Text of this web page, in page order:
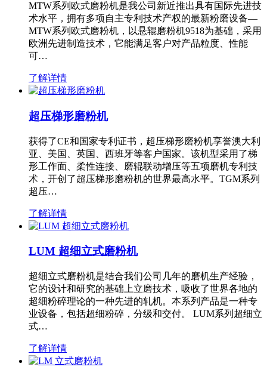
MTW系列欧式磨粉机是我公司新近推出具有国际先进技
术水平，拥有多项自主专利技术产权的最新粉磨设备—
MTW系列欧式磨粉机，以悬辊磨粉机9518为基础，采用
欧洲先进制造技术，它能满足客户对产品粒度、性能
可…
了解详情
超压梯形磨粉机
获得了CE和国家专利证书，超压梯形磨粉机享誉澳大利
亚、美国、英国、西班牙等客户国家。该机型采用了梯
形工作面、柔性连接、磨辊联动增压等五项磨机专利技
术，开创了超压梯形磨粉机的世界最高水平。TGM系列
超压…
了解详情
LUM 超细立式磨粉机
超细立式磨粉机是结合我们公司几年的磨机生产经验，
它的设计和研究的基础上立磨技术，吸收了世界各地的
超细粉碎理论的一种先进的轧机。本系列产品是一种专
业设备，包括超细粉碎，分级和交付。 LUM系列超细立
式…
了解详情